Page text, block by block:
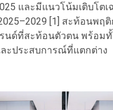
และมีแนวโน้มเติบโตเ
[1] สะท้อนพฤ
นด์ที่สะท้อนตัวตน พร้อม
ะประสบการณ์ที่แตกต่าง